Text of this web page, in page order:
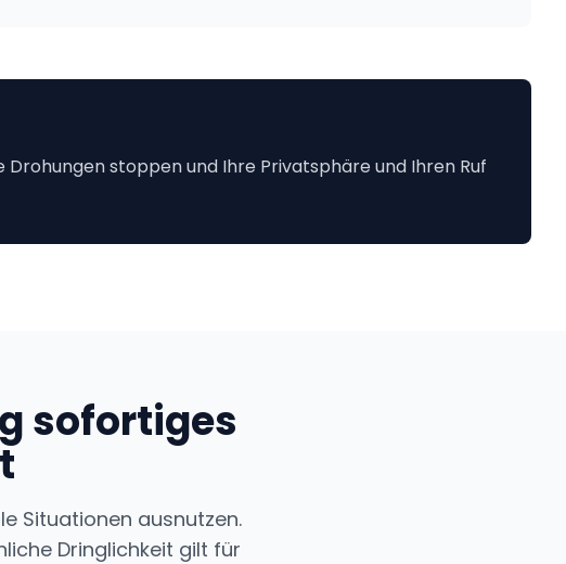
stoppen und Ihre Privatsphäre und Ihren Ruf
sofortiges
Situationen ausnutzen.
Dringlichkeit gilt für